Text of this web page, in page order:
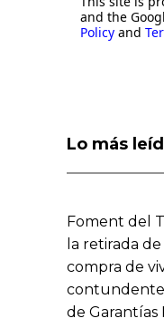
and the
Policy and
Lo más
Foment del
la retirada
compra de
contundente
de